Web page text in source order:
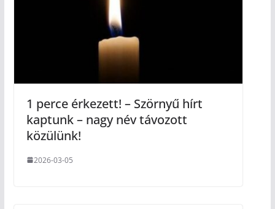
1 perce érkezett! – Szörnyű hírt
kaptunk – nagy név távozott
közülünk!
2026-03-05